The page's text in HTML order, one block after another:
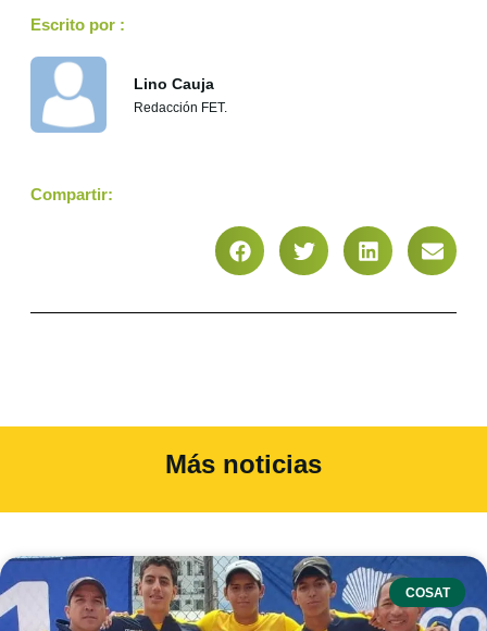
Escrito por :
Lino Cauja
Redacción FET.
Compartir:
Más noticias
COSAT